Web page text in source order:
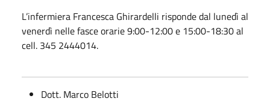
L’infermiera Francesca Ghirardelli risponde dal lunedì al
venerdì nelle fasce orarie 9:00-12:00 e 15:00-18:30 al
cell. 345 2444014.
Dott. Marco Belotti